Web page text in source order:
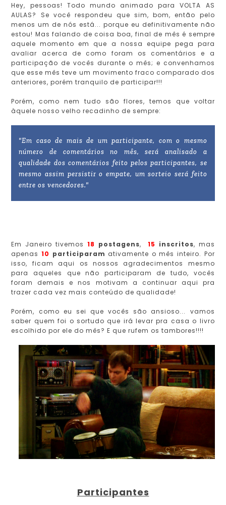
Hey, pessoas! Todo mundo animado para VOLTA AS
AULAS? Se você respondeu que sim, bom, então pelo
menos um de nós está... porque eu definitivamente não
estou! Mas falando de coisa boa, final de mês é sempre
aquele momento em que a nossa equipe pega para
avaliar acerca de como foram os comentários e a
participação de vocês durante o mês; e convenhamos
que esse mês teve um movimento fraco comparado dos
anteriores, porém tranquilo de participar!!!
Porém, como nem tudo são flores, temos que voltar
àquele nosso velho recadinho de sempre:
"Em caso de mais de um participante, com o mesmo
número de comentários no mês, será analisado a
qualidade dos comentários feito pelos participantes, se
mesmo assim persistir o empate, um sorteio será feito
entre os vencedores."
Em Janeiro tivemos 18 postagens,15 inscritos, mas
apenas10 participaram ativamente o mês inteiro. Por
isso, ficam aqui os nossos agradecimentos mesmo
para aqueles que não participaram de tudo, vocês
foram demais e nos motivam a continuar aqui pra
trazer cada vez mais conteúdo de qualidade!
Porém, como eu sei que vocês são ansioso... vamos
saber quem foi o sortudo que irá levar pra casa o livro
escolhido por ele do mês? E que rufem os tambores!!!!
Participantes